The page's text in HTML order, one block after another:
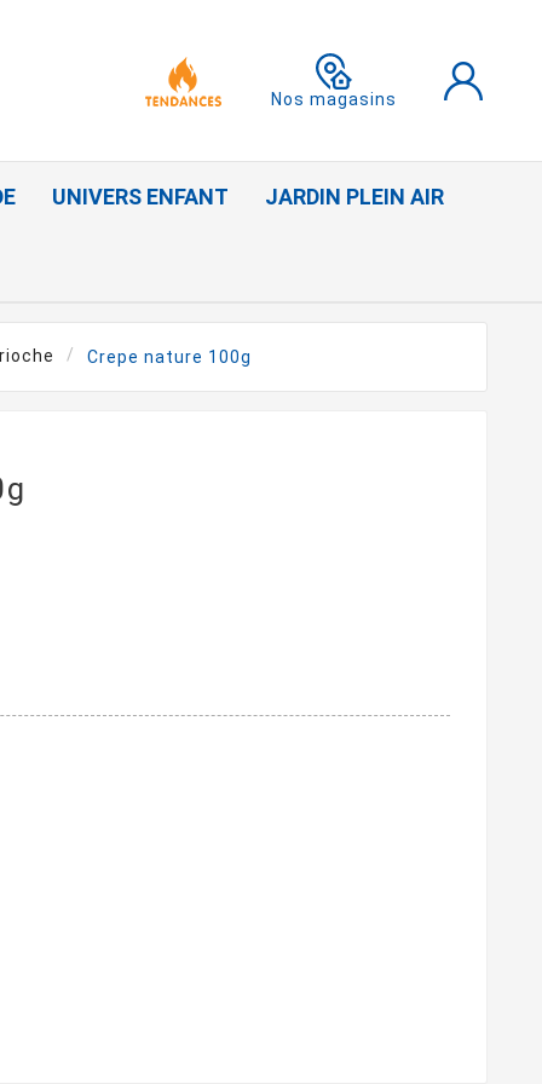
Nos magasins
UNIVERS ENFANT JARDIN PLEIN AIR
Crepe nature 100g